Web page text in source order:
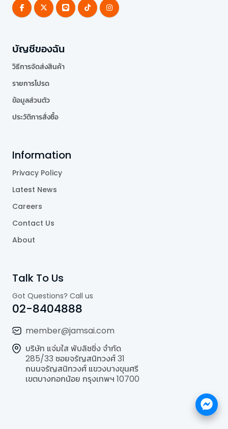
บัญชีของฉัน
วิธีการจัดส่งสินค้า
รายการโปรด
ข้อมูลส่วนตัว
ประวัติการสั่งซื้อ
Information
Privacy Policy
Latest News
Careers
Contact Us
About
Talk To Us
Got Questions? Call us
02-8404888
member@jamsai.com
บริษัท แจ่มใส พับลิชชิ่ง จำกัด
285/33 ซอยจรัญสนิทวงศ์ 31
ถนนจรัญสนิทวงศ์ แขวงบางขุนศรี
เขตบางกอกน้อย กรุงเทพฯ 10700